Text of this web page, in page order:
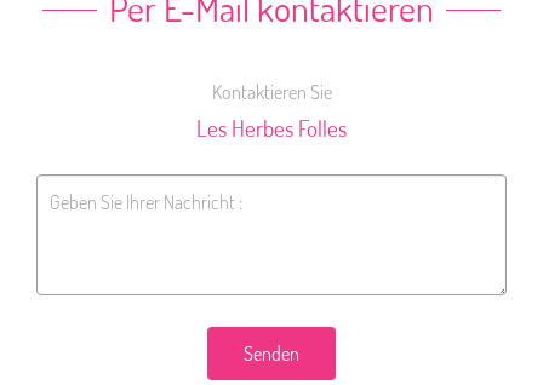
Kontaktieren Sie
Les Herbes Folles
Senden